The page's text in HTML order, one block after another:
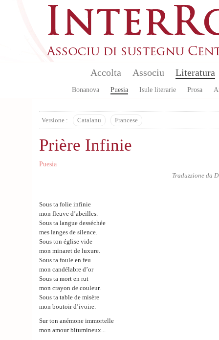
Accolta Associu Literatura
Bonanova Puesia Isule literarie Prosa
Versione : Catalanu Francese
Prière Infinie
Puesia
Traduzzione da
Sous ta folie infinie
mon fleuve d’abeilles.
Sous ta langue desséchée
mes langes de silence.
Sous ton église vide
mon minaret de luxure.
Sous ta foule en feu
mon candélabre d’or
Sous ta mort en rut
mon crayon de couleur.
Sous ta table de misère
mon boutoir d’ivoire.
Sur ton anémone immortelle
mon amour bitumineux...